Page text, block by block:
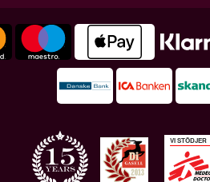
VI STÖDJER